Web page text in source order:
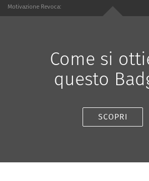
Motivazione Revoca:
Come si
questo
SCOPRI